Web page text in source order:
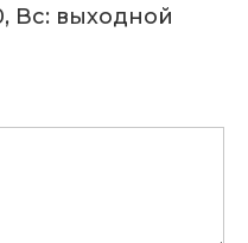
Вс: выходной